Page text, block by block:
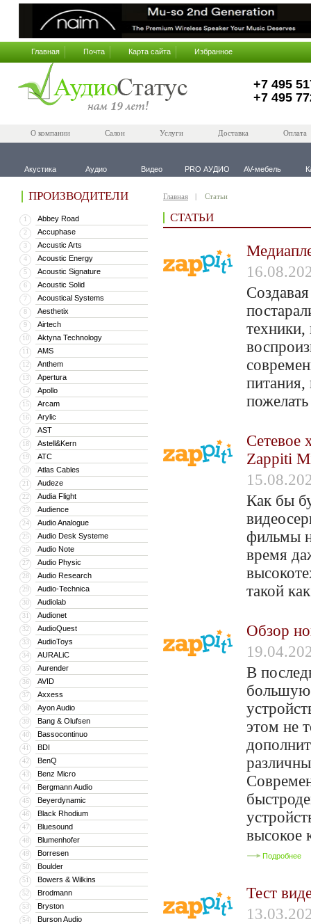
Главная Почта Карта сайта Избранное
+7 495
+7 495
О компании Салон Услуги Доставка Оплата
Акустика Аудио Видео PRO АУДИО AV-мебель
ПРОИЗВОДИТЕЛИ
1 Abbey Road
2 Accuphase
3 Accustic Arts
4 Acoustic Energy
5 Acoustic Signature
6 Acoustic Solid
7 Acoustical Systems
8 Aesthetix
9 Airtech
10 Aktyna Technology
11 AMS
12 Anthem
13 Apertura
14 Apollo
15 Arcam
16 Arylic
17 AST
18 Astell&Kern
19 ATC
20 Atlas Cables
21 Audeze
22 Audia Flight
23 Audience
24 Audio Analogue
25 Audio Desk Systeme
26 Audio Note
27 Audio Physic
28 Audio Research
29 Audio-Technica
30 Audiolab
31 Audionet
32 AudioQuest
33 AudioToys
34 AURALiC
35 Aurender
36 AVID
37 Axxess
38 Ayon Audio
39 Bang & Olufsen
40 Bassocontinuo
41 BDI
42 BenQ
43 Benz Micro
44 Bergmann Audio
45 Beyerdynamic
46 Black Rhodium
47 Bluesound
48 Blumenhofer
49 Borresen
50 Boulder
51 Bowers & Wilkins
52 Brodmann
53 Bryston
54 Burson Audio
Главная Статьи
СТАТЬИ
техники,
питания,
Zappiti
Как бы
фильмы
время
такой
Обзор
В
большую
этом не
высокое
Подробнее
Тест